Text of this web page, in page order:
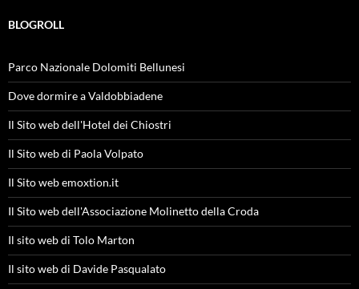
BLOGROLL
Parco Nazionale Dolomiti Bellunesi
Dove dormire a Valdobbiadene
Il Sito web dell'Hotel dei Chiostri
Il Sito web di Paola Volpato
Il Sito web emoxtion.it
Il Sito web dell'Associazione Molinetto della Croda
Il sito web di Tolo Marton
Il sito web di Davide Pasqualato